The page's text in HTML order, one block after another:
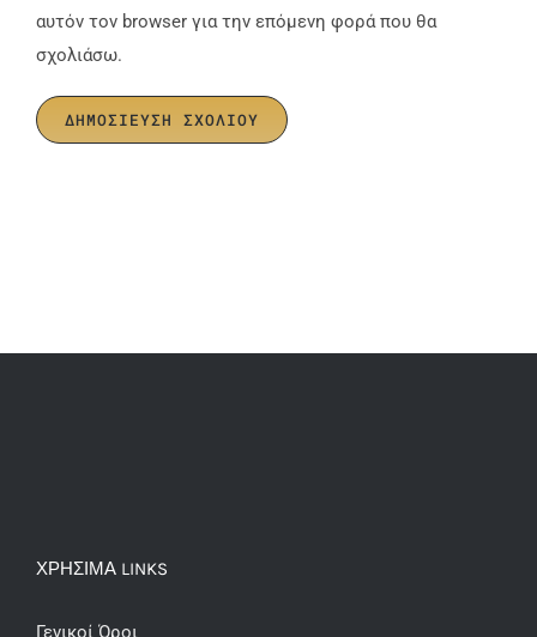
αυτόν τον browser για την επόμενη φορά που θα
σχολιάσω.
ΧΡΗΣΙΜΑ LINKS
Γενικοί Όροι